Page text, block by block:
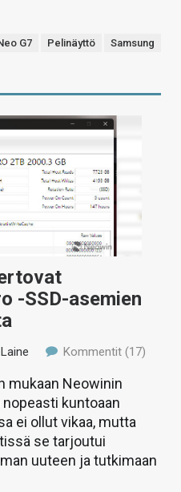
G7 Pelinäyttö
Samsung
-SSD-asemien
Kommentit (17)
mukaan Neowinin
kuntoaan
ei ollut vikaa, mutta
se tarjoutui
uuteen ja tutkimaan